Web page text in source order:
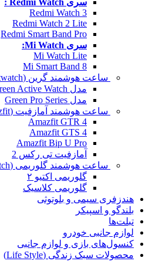
سری Redmi Watch :
Redmi Watch 3
Redmi Watch 2 Lite
Redmi Smart Band Pro
سری Mi Watch:
Mi Watch Lite
Mi Smart Band 8
ساعت هوشمند گرین (Green Smartwatch)
مدل Green Active Watch
مدل Green Pro Series
ساعت هوشمند آمازفیت (Amazfit)
Amazfit GTR 4
Amazfit GTS 4
Amazfit Bip U Pro
آمازفیت تی رکس 2
ساعت هوشمند گلوریمی (Glorimi Smartwatch)
گلوریمی اکتیو ۲
گلوریمی کلاسیک
هندزفری سیمی و بلوتوثی
بلندگو و اسپیکر
تبلت‌ها
لوازم جانبی خودرو
کنسول‌های بازی و لوازم جانبی
محصولات سبک زندگی (Life Style)